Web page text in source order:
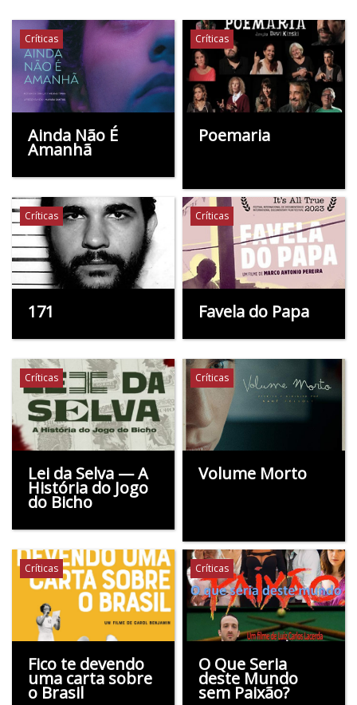
Críticas
Ainda Não É
Amanhã
Críticas
Poemaria
Críticas
171
Críticas
Favela do Papa
Críticas
Lei da Selva — A
História do Jogo
do Bicho
Críticas
Volume Morto
Críticas
Fico te devendo
uma carta sobre
o Brasil
Críticas
O Que Seria
deste Mundo
sem Paixão?